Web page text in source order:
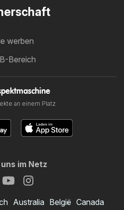
werben
Bereich
an einem Platz
im Netz
Australia België Canada